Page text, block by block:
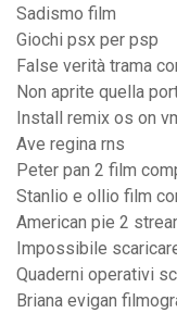
Sadismo film
Giochi psx per psp
False verità trama
Non aprite quella
Install remix os on
Ave regina rns
Peter pan 2 film
Stanlio e ollio film
American pie 2
Impossibile
Quaderni operativi
Briana evigan